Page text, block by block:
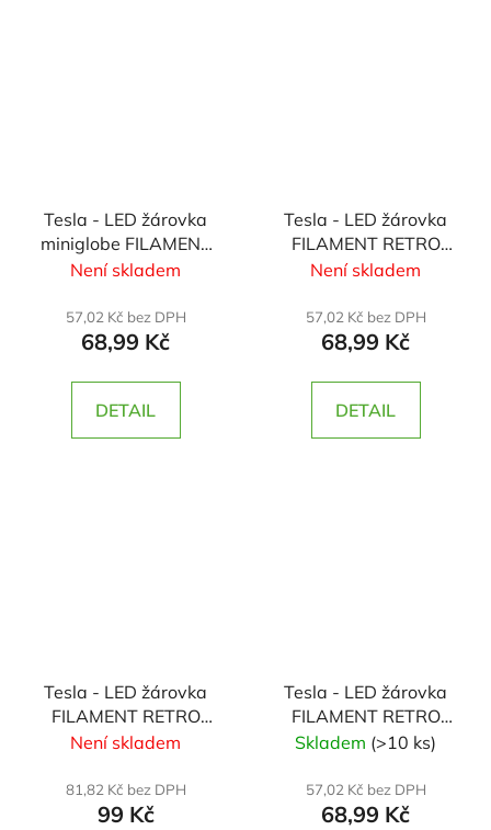
Tesla - LED žárovka
miniglobe FILAMENT
RETRO E14, 6W,
2700K teplá
b.,360st,čirá
Není skladem
57,02 Kč bez DPH
68,99 Kč
DETAIL
Tesla - LED žárovka
FILAMENT RETRO
svíčka E14, 4W, 230V,
2700K teplá,
360st,čirá
Není skladem
57,02 Kč bez DPH
68,99 Kč
DETAIL
Tesla - LED žárovka
FILAMENT RETRO
svíčka E14, 5,5W,
4000K denní bílá,
360stči
Není skladem
81,82 Kč bez DPH
99 Kč
Tesla - LED žárovka
FILAMENT RETRO
svíčka E14, 6W, 230V,
2700K teplá,360st,čirá
Skladem (>10 ks)
57,02 Kč bez DPH
68,99 Kč